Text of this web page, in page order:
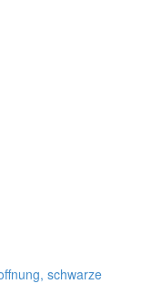
schwarze